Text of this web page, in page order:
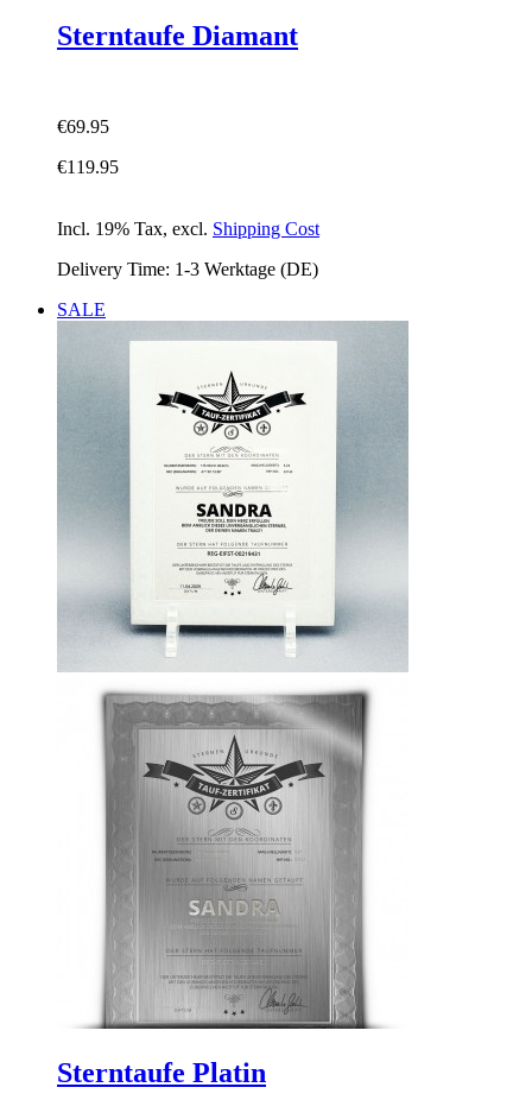
Sterntaufe Diamant
€69.95
€119.95
Incl. 19% Tax, excl. Shipping Cost
Delivery Time: 1-3 Werktage (DE)
SALE
Sterntaufe Platin